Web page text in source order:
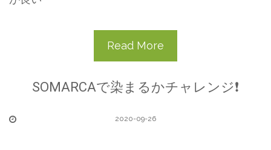
Read More
SOMARCAで染まるかチャレンジ❗️
2020-09-26